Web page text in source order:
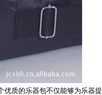
优质的乐器包不仅能够为乐器提